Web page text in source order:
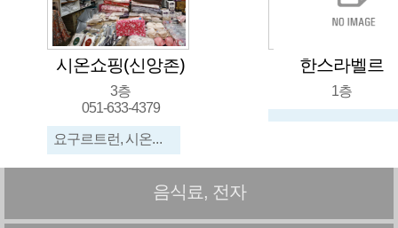
한스라벨르
1층
셀비아
3층
음식료, 전자